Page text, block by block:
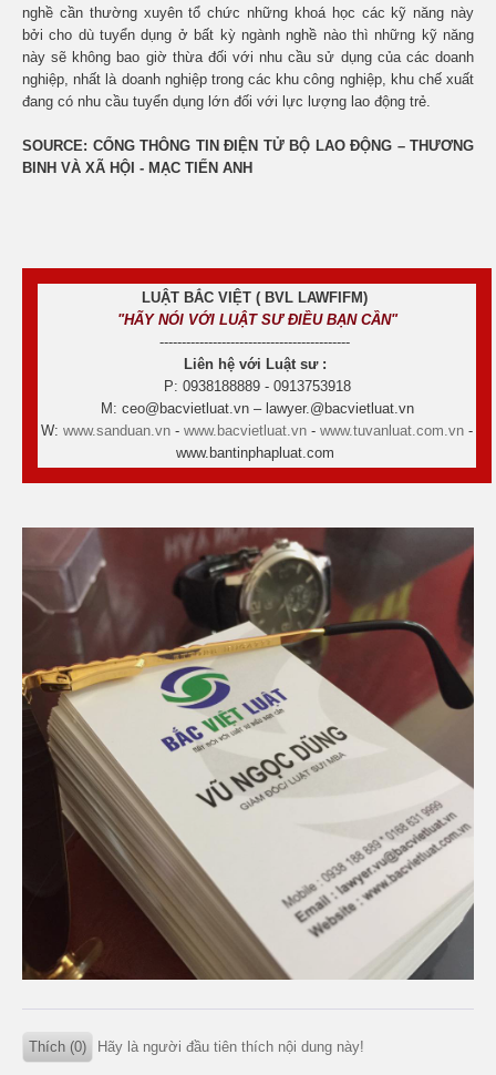
nghề cần thường xuyên tổ chức những khoá học các kỹ năng này
bởi cho dù tuyển dụng ở bất kỳ ngành nghề nào thì những kỹ năng
này sẽ không bao giờ thừa đối với nhu cầu sử dụng của các doanh
nghiệp, nhất là doanh nghiệp trong các khu công nghiệp, khu chế xuất
đang có nhu cầu tuyển dụng lớn đối với lực lượng lao động trẻ.
SOURCE: CỔNG THÔNG TIN ĐIỆN TỬ BỘ LAO ĐỘNG – THƯƠNG
BINH VÀ XÃ HỘI - MẠC TIẾN ANH
LUẬT BẮC VIỆT ( BVL LAWFIFM)
"HÃY NÓI VỚI LUẬT SƯ ĐIỀU BẠN CẦN"
-------------------------------------------
Liên hệ với Luật sư :
P: 0938188889 - 0913753918
M: ceo@bacvietluat.vn – lawyer.@bacvietluat.vn
W: www.sanduan.vn - www.bacvietluat.vn - www.tuvanluat.com.vn -
www.bantinphapluat.com
Thích (0) Hãy là người đầu tiên thích nội dung này!